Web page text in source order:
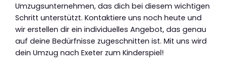
Umzugsunternehmen, das dich bei diesem wichtigen
Schritt unterstützt. Kontaktiere uns noch heute und
wir erstellen dir ein individuelles Angebot, das genau
auf deine Bedürfnisse zugeschnitten ist. Mit uns wird
dein Umzug nach Exeter zum Kinderspiel!